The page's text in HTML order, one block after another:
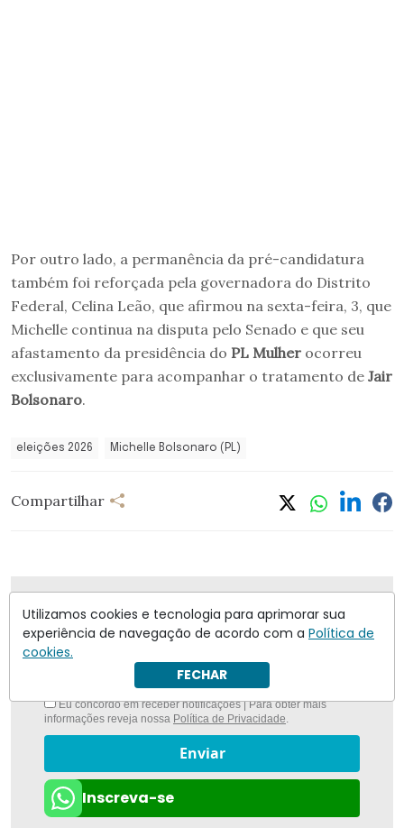
Por outro lado, a permanência da pré-candidatura
também foi reforçada pela governadora do Distrito
Federal, Celina Leão, que afirmou na sexta-feira, 3, que
Michelle continua na disputa pelo Senado e que seu
afastamento da presidência do PL Mulher ocorreu
exclusivamente para acompanhar o tratamento de Jair
Bolsonaro.
eleições 2026 Michelle Bolsonaro (PL)
Compartilhar
Nunca foi tão fácil ficar bem informado com
Antagonista
Eu concordo em receber notificações | Para obter mais
informações reveja nossa Política de Privacidade
Enviar
Inscreva-se
Utilizamos cookies e tecnologia para aprimorar sua
experiência de navegação de acordo com a Política de
cookies.
FECHAR